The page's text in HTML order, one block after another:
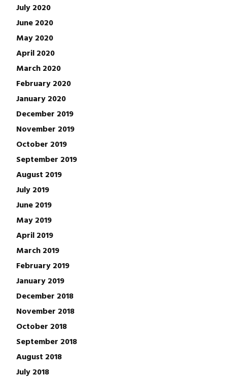
July 2020
June 2020
May 2020
April 2020
March 2020
February 2020
January 2020
December 2019
November 2019
October 2019
September 2019
August 2019
July 2019
June 2019
May 2019
April 2019
March 2019
February 2019
January 2019
December 2018
November 2018
October 2018
September 2018
August 2018
July 2018